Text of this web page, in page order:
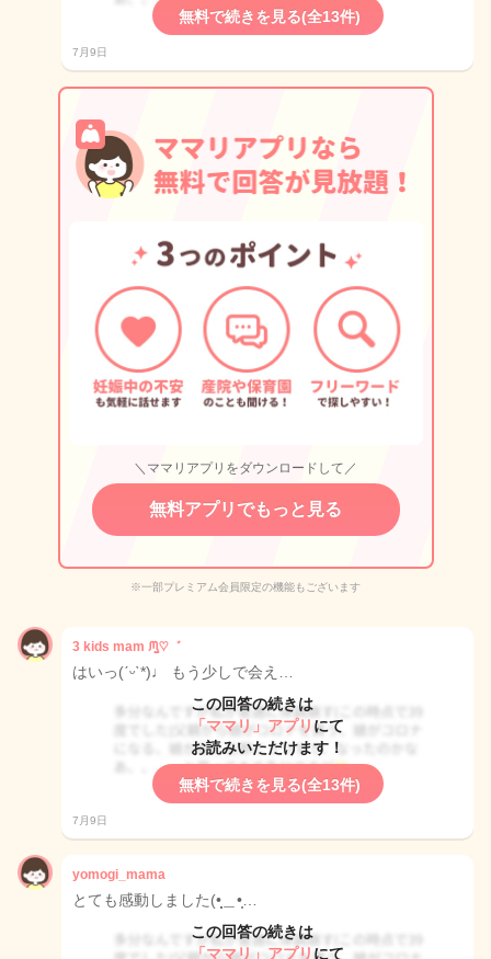
無料で続きを見る(全13件)
7月9日
＼ママリアプリをダウンロードして／
無料アプリでもっと見る
※一部プレミアム会員限定の機能もございます
3 kids mam ᙏ̤̫♡゛
はいっ(ˊᵕˋ*)♩ もう少しで会え…
この回答の続きは
「ママリ」アプリ にて
お読みいただけます！
無料で続きを見る(全13件)
7月9日
yomogi_mama
とても感動しました(•̩̩̩̩＿•̩̩…
この回答の続きは
「ママリ」アプリ にて